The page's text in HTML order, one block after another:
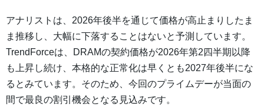
アナリストは、2026年後半を通じて価格が高止まりしたま
ま推移し、大幅に下落することはないと予測しています。
TrendForceは、DRAMの契約価格が2026年第2四半期以降
も上昇し続け、本格的な正常化は早くとも2027年後半にな
るとみています。そのため、今回のプライムデーが当面の
間で最良の割引機会となる見込みです。